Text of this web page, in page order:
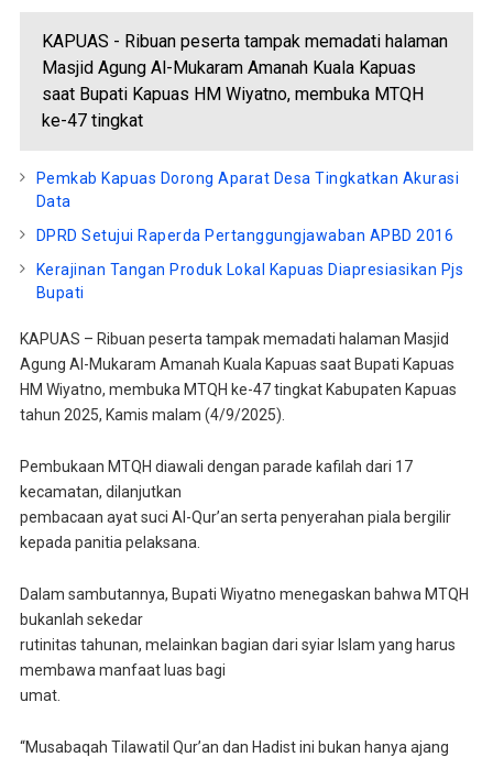
KAPUAS - Ribuan peserta tampak memadati halaman
Masjid Agung Al-Mukaram Amanah Kuala Kapuas
saat Bupati Kapuas HM Wiyatno, membuka MTQH
ke-47 tingkat
Pemkab Kapuas Dorong Aparat Desa Tingkatkan Akurasi
Data
DPRD Setujui Raperda Pertanggungjawaban APBD 2016
Kerajinan Tangan Produk Lokal Kapuas Diapresiasikan Pjs
Bupati
KAPUAS – Ribuan peserta tampak memadati halaman Masjid
Agung Al-Mukaram Amanah Kuala Kapuas saat Bupati Kapuas
HM Wiyatno, membuka MTQH ke-47 tingkat Kabupaten Kapuas
tahun 2025, Kamis malam (4/9/2025).
Pembukaan MTQH diawali dengan parade kafilah dari 17
kecamatan, dilanjutkan
pembacaan ayat suci Al-Qur’an serta penyerahan piala bergilir
kepada panitia pelaksana.
Dalam sambutannya, Bupati Wiyatno menegaskan bahwa MTQH
bukanlah sekedar
rutinitas tahunan, melainkan bagian dari syiar Islam yang harus
membawa manfaat luas bagi
umat.
“Musabaqah Tilawatil Qur’an dan Hadist ini bukan hanya ajang